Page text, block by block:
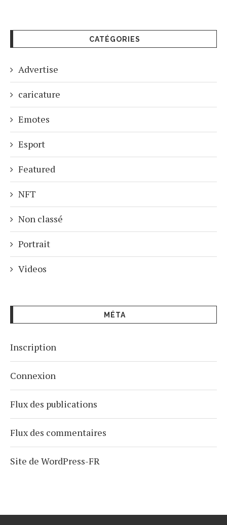
CATÉGORIES
Advertise
caricature
Emotes
Esport
Featured
NFT
Non classé
Portrait
Videos
MÉTA
Inscription
Connexion
Flux des publications
Flux des commentaires
Site de WordPress-FR